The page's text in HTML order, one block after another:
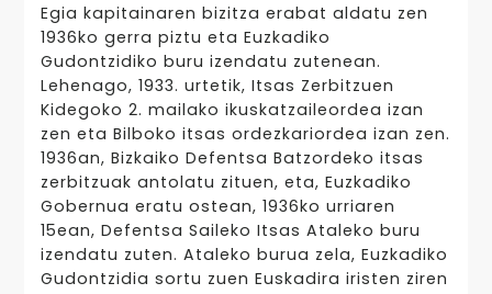
Egia kapitainaren bizitza erabat aldatu zen
1936ko gerra piztu eta Euzkadiko
Gudontzidiko buru izendatu zutenean.
Lehenago, 1933. urtetik, Itsas Zerbitzuen
Kidegoko 2. mailako ikuskatzaileordea izan
zen eta Bilboko itsas ordezkariordea izan zen.
1936an, Bizkaiko Defentsa Batzordeko itsas
zerbitzuak antolatu zituen, eta, Euzkadiko
Gobernua eratu ostean, 1936ko urriaren
15ean, Defentsa Saileko Itsas Ataleko buru
izendatu zuten. Ataleko burua zela, Euzkadiko
Gudontzidia sortu zuen Euskadira iristen ziren